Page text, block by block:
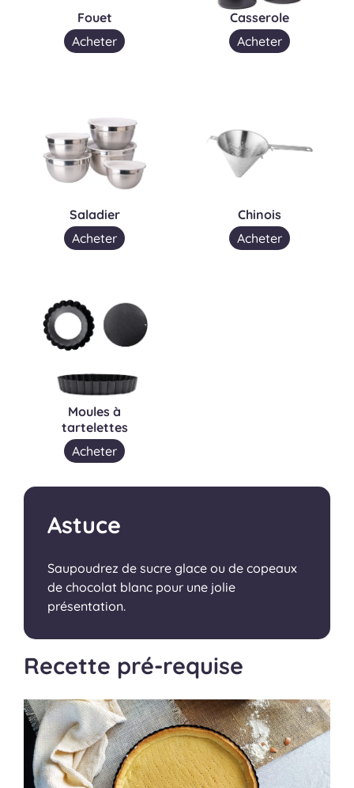
Fouet
Acheter
Casserole
Acheter
Saladier
Acheter
Chinois
Acheter
Moules à
tartelettes
Acheter
Astuce
Saupoudrez de sucre glace ou de copeaux
de chocolat blanc pour une jolie
présentation.
Recette pré-requise